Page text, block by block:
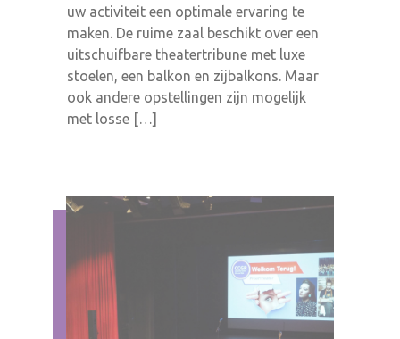
uw activiteit een optimale ervaring te
maken. De ruime zaal beschikt over een
uitschuifbare theatertribune met luxe
stoelen, een balkon en zijbalkons. Maar
ook andere opstellingen zijn mogelijk
met losse […]